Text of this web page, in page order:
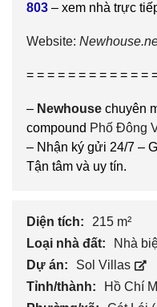
803 – xem nhà trực
Website:
= = = = = = = = = = = =
– Newhouse chuyên
compound Phố Đông
– Nhận ký gửi 24/7 –
Tận tâm và uy tín.
Diện tích:
215 m²
Loại nhà đất:
Nhà
Dự án:
Sol Villas
Tỉnh/thành:
Hồ Chí